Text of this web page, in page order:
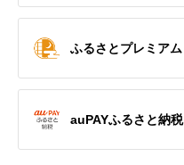
ふるさとプレミアム
auPAYふるさと納税